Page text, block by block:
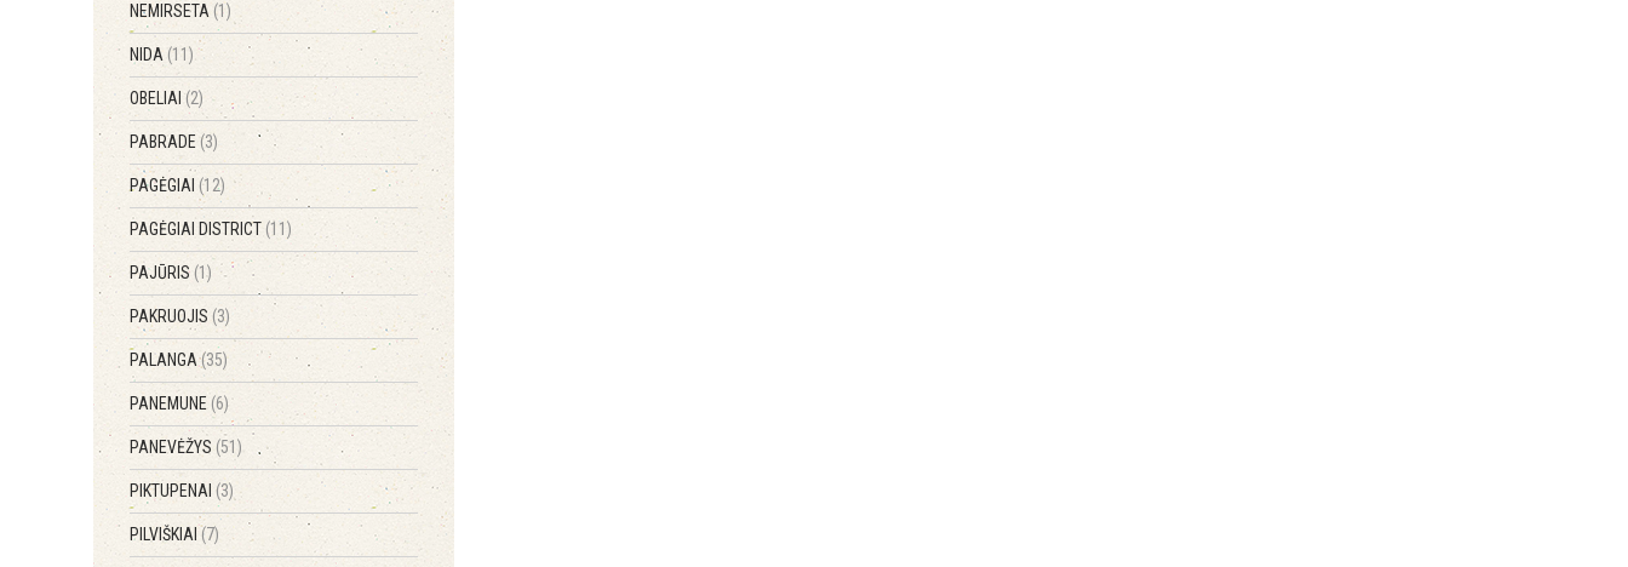
NEMIRSETA (1)
NIDA (11)
OBELIAI(2)
PABRADE (3)
PAGĖGIAI (12)
PAGĖGIAI DISTRICT (11)
PAJŪRIS(1)
PAKRUOJIS (3)
PALANGA(35)
PANEMUNE (6)
PANEVĖŽYS (51)
PIKTUPENAI (3)
PILVIŠKIAI (7)